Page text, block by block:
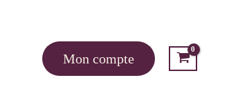
Mon compte